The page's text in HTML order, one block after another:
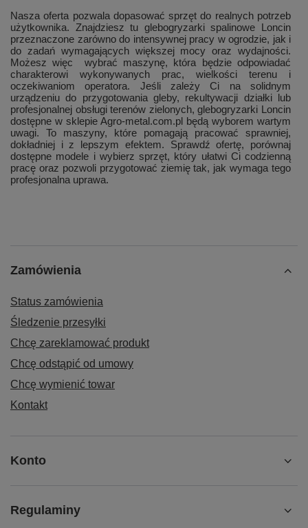
Nasza oferta pozwala dopasować sprzęt do realnych potrzeb
użytkownika. Znajdziesz tu glebogryzarki spalinowe Loncin
przeznaczone zarówno do intensywnej pracy w ogrodzie, jak i
do zadań wymagających większej mocy oraz wydajności.
Możesz więc wybrać maszynę, która będzie odpowiadać
charakterowi wykonywanych prac, wielkości terenu i
oczekiwaniom operatora. Jeśli zależy Ci na solidnym
urządzeniu do przygotowania gleby, rekultywacji działki lub
profesjonalnej obsługi terenów zielonych, glebogryzarki Loncin
dostępne w sklepie Agro-metal.com.pl będą wyborem wartym
uwagi. To maszyny, które pomagają pracować sprawniej,
dokładniej i z lepszym efektem. Sprawdź ofertę, porównaj
dostępne modele i wybierz sprzęt, który ułatwi Ci codzienną
pracę oraz pozwoli przygotować ziemię tak, jak wymaga tego
profesjonalna uprawa.
Zamówienia
Status zamówienia
Śledzenie przesyłki
Chcę zareklamować produkt
Chcę odstąpić od umowy
Chcę wymienić towar
Kontakt
Konto
Regulaminy